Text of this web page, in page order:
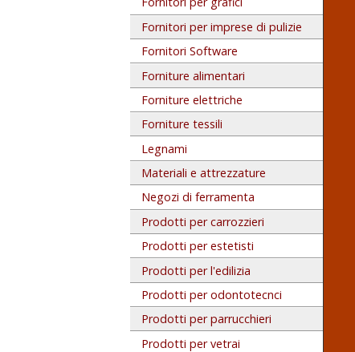
Fornitori per imprese di pulizie
Fornitori Software
Forniture alimentari
Forniture elettriche
Forniture tessili
Legnami
Materiali e attrezzature
Negozi di ferramenta
Prodotti per carrozzieri
Prodotti per estetisti
Prodotti per l'edilizia
Prodotti per odontotecnci
Prodotti per parrucchieri
Prodotti per vetrai